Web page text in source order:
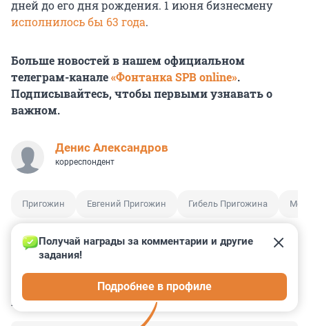
дней до его дня рождения. 1 июня бизнесмену
исполнилось бы 63 года.
Больше новостей в нашем официальном
телеграм-канале«Фонтанка SPB online».
Подписывайтесь, чтобы первыми узнавать о
важном.
Денис Александров
корреспондент
Пригожин Евгений Пригожин Гибель Пригожина
КОММЕНТАРИИ 38
Получай награды за комментарии и другие
задания!
Подробнее в профиле